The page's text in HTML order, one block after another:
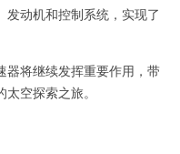
动机和控制系统，实现了
将继续发挥重要作用，带
空探索之旅。